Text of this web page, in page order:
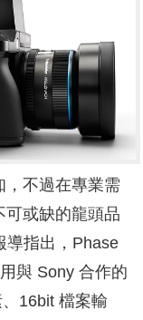
，不過在專業需
可或缺的龍頭品
導指出，Phase
與 Sony 合作的
16bit 檔案輸